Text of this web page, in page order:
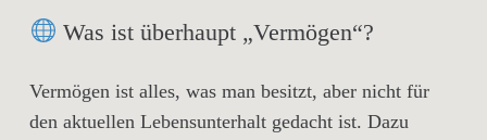
Was ist überhaupt „Vermögen“?
Vermögen ist alles, was man besitzt, aber nicht für
den aktuellen Lebensunterhalt gedacht ist. Dazu